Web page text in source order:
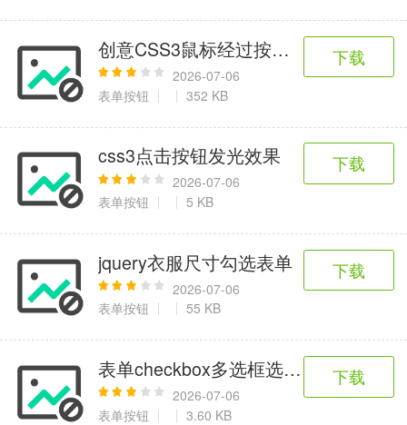
创意CSS3鼠标经过按钮动画翻转特效
2026-07-06
表单按钮
352 KB
下载
css3点击按钮发光效果
2026-07-06
表单按钮
5 KB
下载
jquery衣服尺寸勾选表单
2026-07-06
表单按钮
55 KB
下载
表单checkbox多选框选择特效
2026-07-06
表单按钮
3.60 KB
下载